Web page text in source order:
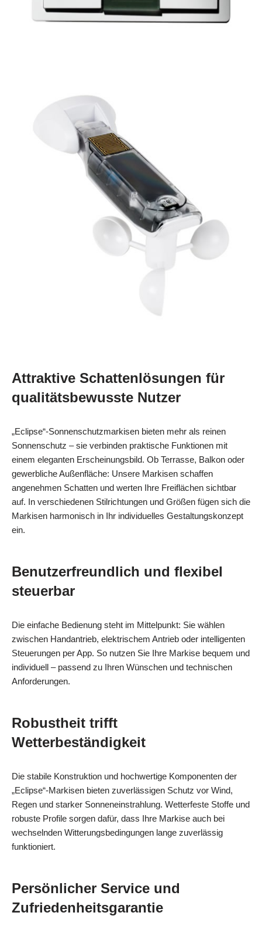
Attraktive Schattenlösungen für
qualitätsbewusste Nutzer
„Eclipse“-Sonnenschutzmarkisen bieten mehr als reinen
Sonnenschutz – sie verbinden praktische Funktionen mit
einem eleganten Erscheinungsbild. Ob Terrasse, Balkon oder
gewerbliche Außenfläche: Unsere Markisen schaffen
angenehmen Schatten und werten Ihre Freiflächen sichtbar
auf. In verschiedenen Stilrichtungen und Größen fügen sich die
Markisen harmonisch in Ihr individuelles Gestaltungskonzept
ein.
Benutzerfreundlich und flexibel
steuerbar
Die einfache Bedienung steht im Mittelpunkt: Sie wählen
zwischen Handantrieb, elektrischem Antrieb oder intelligenten
Steuerungen per App. So nutzen Sie Ihre Markise bequem und
individuell – passend zu Ihren Wünschen und technischen
Anforderungen.
Robustheit trifft
Wetterbeständigkeit
Die stabile Konstruktion und hochwertige Komponenten der
„Eclipse“-Markisen bieten zuverlässigen Schutz vor Wind,
Regen und starker Sonneneinstrahlung. Wetterfeste Stoffe und
robuste Profile sorgen dafür, dass Ihre Markise auch bei
wechselnden Witterungsbedingungen lange zuverlässig
funktioniert.
Persönlicher Service und
Zufriedenheitsgarantie